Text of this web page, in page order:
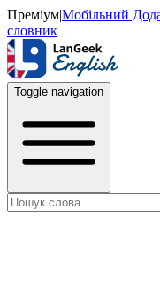
Преміум|Мобільний
словник
Toggle navigation